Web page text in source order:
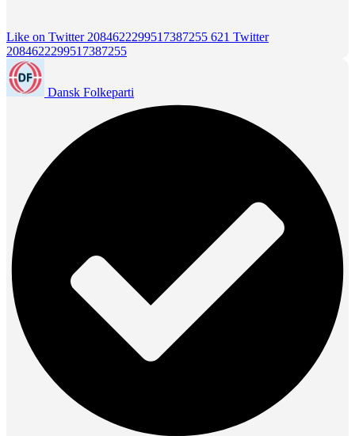
Like on Twitter 2084622299517387255 621 Twitter
2084622299517387255
Dansk Folkeparti